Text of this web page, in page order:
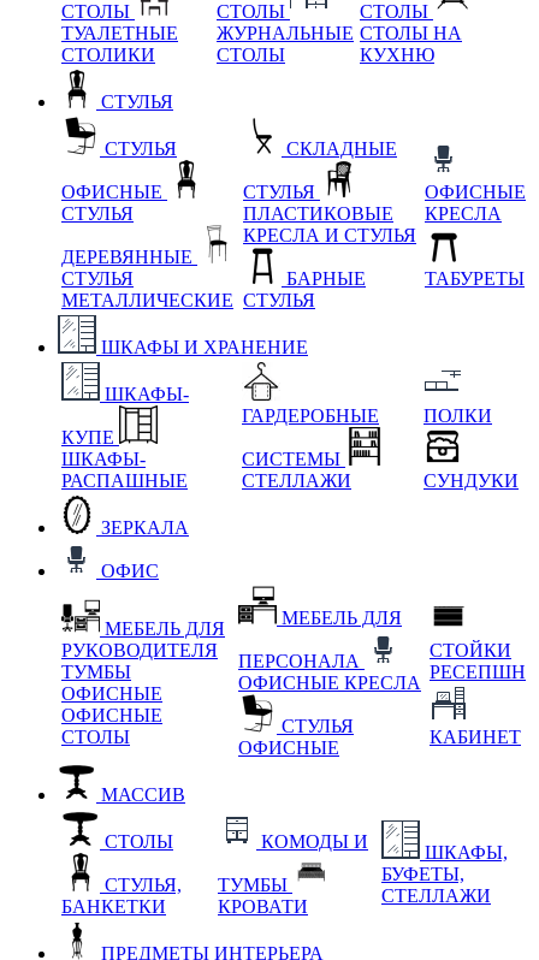
СТОЛЫ
ТУАЛЕТНЫЕ
СТОЛИКИ
СТОЛЫ
ЖУРНАЛЬНЫЕ
СТОЛЫ
СТОЛЫ
СТОЛЫ НА
КУХНЮ
СТУЛЬЯ
СТУЛЬЯ
ОФИСНЫЕ
СТУЛЬЯ
ДЕРЕВЯННЫЕ
СТУЛЬЯ
МЕТАЛЛИЧЕСКИЕ
СКЛАДНЫЕ
СТУЛЬЯ
ПЛАСТИКОВЫЕ
КРЕСЛА И СТУЛЬЯ
БАРНЫЕ
СТУЛЬЯ
ОФИСНЫЕ
КРЕСЛА
ТАБУРЕТЫ
ШКАФЫ И ХРАНЕНИЕ
ШКАФЫ-
КУПЕ
ШКАФЫ-
РАСПАШНЫЕ
ГАРДЕРОБНЫЕ
СИСТЕМЫ
СТЕЛЛАЖИ
ПОЛКИ
СУНДУКИ
ЗЕРКАЛА
ОФИС
МЕБЕЛЬ ДЛЯ
РУКОВОДИТЕЛЯ
ТУМБЫ
ОФИСНЫЕ
ОФИСНЫЕ
СТОЛЫ
МЕБЕЛЬ ДЛЯ
ПЕРСОНАЛА
ОФИСНЫЕ КРЕСЛА
СТУЛЬЯ
ОФИСНЫЕ
СТОЙКИ
РЕСЕПШН
КАБИНЕТ
МАССИВ
СТОЛЫ
СТУЛЬЯ,
БАНКЕТКИ
КОМОДЫ И
ТУМБЫ
КРОВАТИ
ШКАФЫ,
БУФЕТЫ,
СТЕЛЛАЖИ
ПРЕДМЕТЫ ИНТЕРЬЕРА